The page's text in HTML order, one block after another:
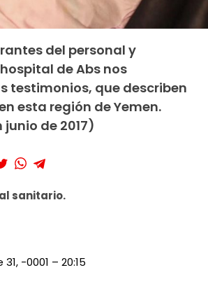
del personal y
de Abs nos
testimonios, que describen
esta región de Yemen.
de 2017)
sanitario.
-0001 – 20:15